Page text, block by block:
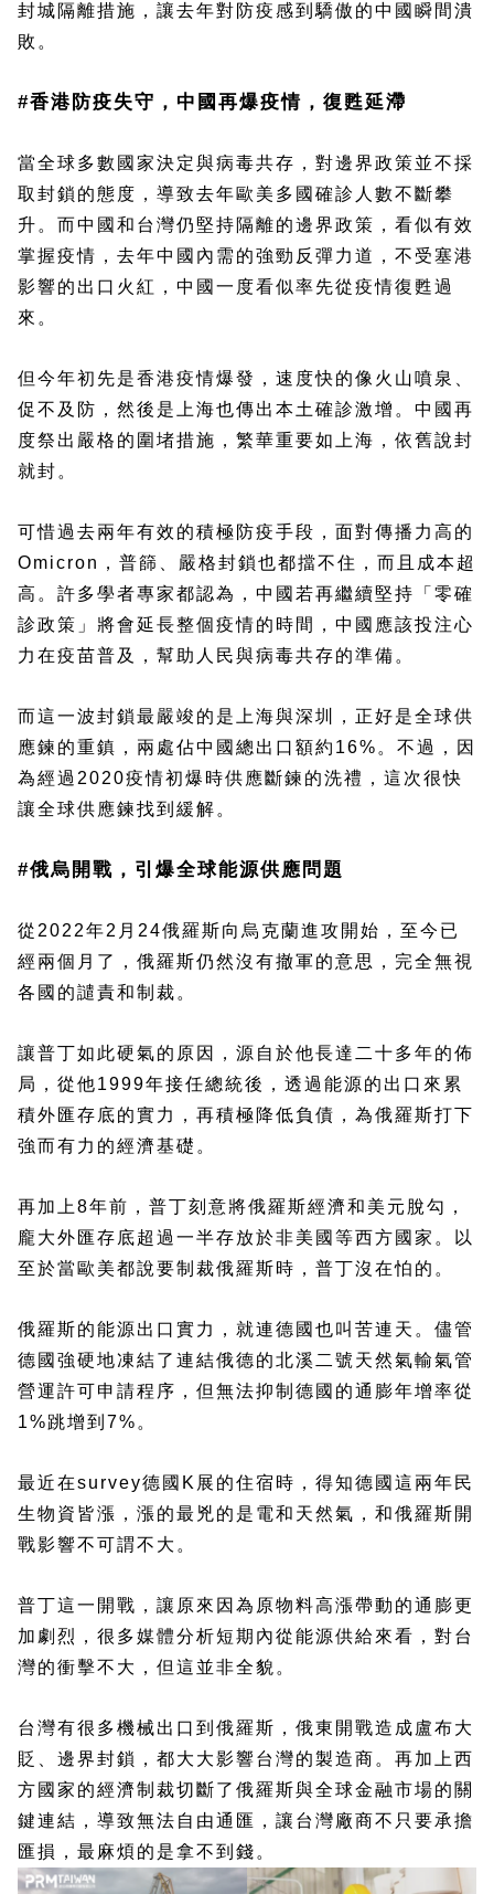
封城隔離措施，讓去年對防疫感到驕傲的中國瞬間潰
敗。
#香港防疫失守，中國再爆疫情，復甦延滯
當全球多數國家決定與病毒共存，對邊界政策並不採
取封鎖的態度，導致去年歐美多國確診人數不斷攀
升。而中國和台灣仍堅持隔離的邊界政策，看似有效
掌握疫情，去年中國內需的強勁反彈力道，不受塞港
影響的出口火紅，中國一度看似率先從疫情復甦過
來。
但今年初先是香港疫情爆發，速度快的像火山噴泉、
促不及防，然後是上海也傳出本土確診激增。中國再
度祭出嚴格的圍堵措施，繁華重要如上海，依舊說封
就封。
可惜過去兩年有效的積極防疫手段，面對傳播力高的
Omicron，普篩、嚴格封鎖也都擋不住，而且成本超
高。許多學者專家都認為，中國若再繼續堅持「零確
診政策」將會延長整個疫情的時間，中國應該投注心
力在疫苗普及，幫助人民與病毒共存的準備。
而這一波封鎖最嚴竣的是上海與深圳，正好是全球供
應鍊的重鎮，兩處佔中國總出口額約16%。不過，因
為經過2020疫情初爆時供應斷鍊的洗禮，這次很快
讓全球供應鍊找到緩解。
#俄烏開戰，引爆全球能源供應問題
從2022年2月24俄羅斯向烏克蘭進攻開始，至今已
經兩個月了，俄羅斯仍然沒有撤軍的意思，完全無視
各國的譴責和制裁。
讓普丁如此硬氣的原因，源自於他長達二十多年的佈
局，從他1999年接任總統後，透過能源的出口來累
積外匯存底的實力，再積極降低負債，為俄羅斯打下
強而有力的經濟基礎。
再加上8年前，普丁刻意將俄羅斯經濟和美元脫勾，
龐大外匯存底超過一半存放於非美國等西方國家。以
至於當歐美都說要制裁俄羅斯時，普丁沒在怕的。
俄羅斯的能源出口實力，就連德國也叫苦連天。儘管
德國強硬地凍結了連結俄德的北溪二號天然氣輸氣管
營運許可申請程序，但無法抑制德國的通膨年增率從
1%跳增到7%。
最近在survey德國K展的住宿時，得知德國這兩年民
生物資皆漲，漲的最兇的是電和天然氣，和俄羅斯開
戰影響不可謂不大。
普丁這一開戰，讓原來因為原物料高漲帶動的通膨更
加劇烈，很多媒體分析短期內從能源供給來看，對台
灣的衝擊不大，但這並非全貌。
台灣有很多機械出口到俄羅斯，俄東開戰造成盧布大
貶、邊界封鎖，都大大影響台灣的製造商。再加上西
方國家的經濟制裁切斷了俄羅斯與全球金融市場的關
鍵連結，導致無法自由通匯，讓台灣廠商不只要承擔
匯損，最麻煩的是拿不到錢。